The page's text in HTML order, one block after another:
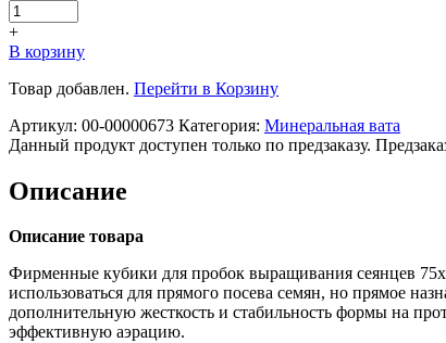
+
В корзину
Товар добавлен. Перейти в Корзину
Артикул: 00-00000673 Категория: Минеральная вата
Данный продукт доступен только по предзаказу.
Описание
Описание товара
Фирменные кубики для пробок выращивания сеянцев
использоваться для прямого посева семян, но прямое
дополнительную жесткость и стабильность формы на
эффективную аэрацию.